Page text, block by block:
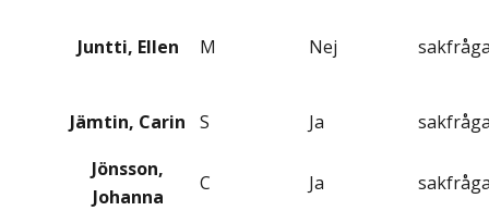
Juntti, Ellen M Nej
Jämtin, Carin S Ja
Jönsson,
Johanna
C Ja